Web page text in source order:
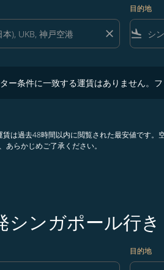
close
目的地
flight_land
ー条件に一致する運賃はありません。
は過去48時間以内に閲覧された最安値です。
あらかじめご了承ください。
シンガポール行
目的地